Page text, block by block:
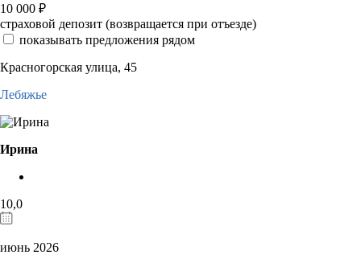
10 000 ₽
страховой депозит (возвращается при отъезде)
показывать предложения рядом
Красногорская улица, 45
Лебяжье
Ирина
10,0
июнь 2026